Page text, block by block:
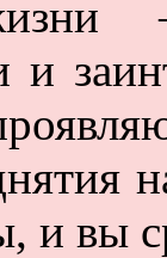
и
и вы